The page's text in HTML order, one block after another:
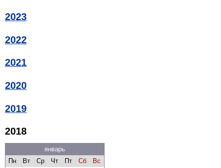
2023
2022
2021
2020
2019
2018
январь
Пн
Вт Ср Чт Пт Сб
Вс